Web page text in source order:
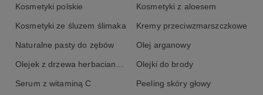
Kosmetyki polskie Kosmetyki z aloesem
Kosmetyki ze śluzem ślimaka Kremy przeciwzmarszczkowe
Naturalne pasty do zębów Olej arganowy
Olejek z drzewa herbacianego Olejki do brody
Serum z witaminą C Peeling skóry głowy